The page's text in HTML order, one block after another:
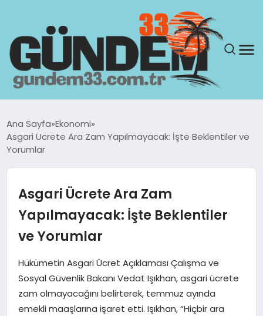
GÜNDEM
SAĞLIK
TEKNOLOJI
EKONOMI
MAGAZIN
Ana Sayfa Ekonomi
Asgari Ücrete Ara Zam Yapılmayacak: İşte Beklentiler ve
Yorumlar
Asgari Ücrete Ara Zam
Yapılmayacak: İşte Beklentiler
ve Yorumlar
Hükümetin Asgari Ücret Açıklaması Çalışma ve
Sosyal Güvenlik Bakanı Vedat Işıkhan, asgari ücrete
zam olmayacağını belirterek, temmuz ayında
emekli maaşlarına işaret etti. Işıkhan, “Hiçbir ara